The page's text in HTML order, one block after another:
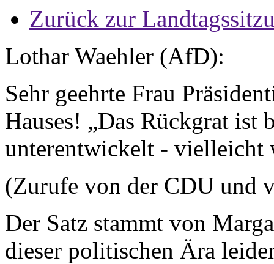
Zurück zur
Lothar Waehler (AfD):
Sehr geehrte Frau
Hauses! „Das Rückgrat ist
unterentwickelt - vielleicht
(Zurufe von der CDU und
Der Satz stammt von
dieser politischen Ära